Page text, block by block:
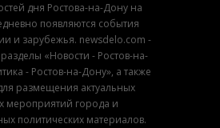
дня Ростова-на-Дону на
появляются события
и зарубежья. newsdelo.com -
«Новости - Ростов-на-
- Ростов-на-Дону», а также
размещения актуальных
мероприятий города и
политических материалов.